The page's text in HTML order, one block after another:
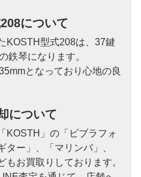
について
KOSTH型式208は、37鍵
鉄琴になります。
となっており心地の良
について
KOSTH」の「ビブラフォ
ター」、「マリンバ」、
もお買取りしております。